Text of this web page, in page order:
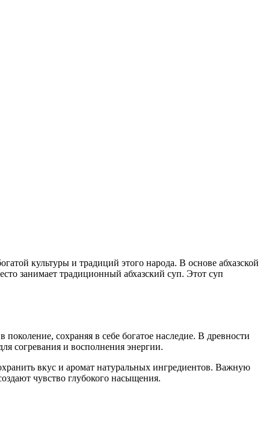
культуры и традиций этого народа. В основе абхазской
занимает традиционный абхазский суп. Этот суп
сохраняя в себе богатое наследие. В древности
согревания и восполнения энергии.
вкус и аромат натуральных ингредиентов. Важную
чувство глубокого насыщения.